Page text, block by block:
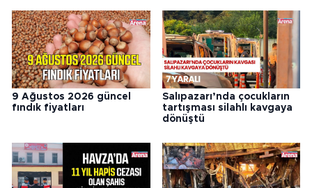
9 Ağustos 2026 güncel
fındık fiyatları
Salıpazarı’nda çocukların
tartışması silahlı kavgaya
dönüştü